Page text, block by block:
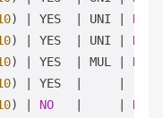
) YES UNI
NULL
) YES UNI
NULL
) YES MUL
NULL
) YES
) NO
NULL